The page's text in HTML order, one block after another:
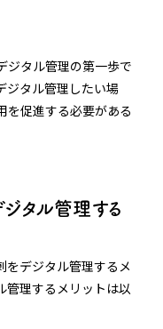
ジタル管理の第一歩で
ジタル管理したい場
を促進する必要がある
タル管理する
をデジタル管理するメ
管理するメリットは以